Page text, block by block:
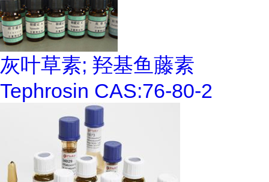
灰叶草素; 羟基鱼藤素
Tephrosin CAS:76-80-2